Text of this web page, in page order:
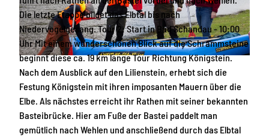
© Robert Hermsdorf |CC-BY-SA
Die letzte Etappe bildet das Elbtal bis nach
Niedervogelgesang. Tour 2: Start in Bad Schandau - 10:00
Uhr Mit einem wunderschönen Blick auf die Schrammsteine
beginnt diese ca. 19 km lange Tour Richtung Königstein.
Nach dem Ausblick auf den Lilienstein, erhebt sich die
Festung Königstein mit ihren imposanten Mauern über die
Elbe. Als nächstes erreicht ihr Rathen mit seiner bekannten
Basteibrücke. Hier am Fuße der Bastei paddelt man
gemütlich nach Wehlen und anschließend durch das Elbtal